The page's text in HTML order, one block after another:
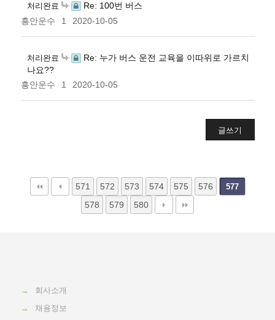
처리완료
Re: 100번 버스
흥안운수
1 2020-10-05
처리완료
Re: 누가 버스 운전 교육을 이따위로 가르치
나요??
흥안운수
1 2020-10-05
글쓰기
571 572 573 574 575 576 577
578 579 580
→
회사소개
→
채용정보